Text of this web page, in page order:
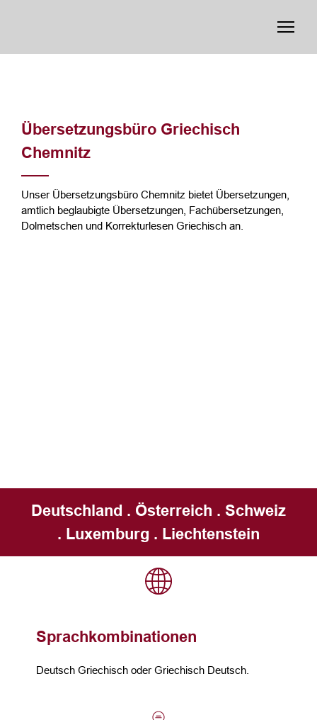
Übersetzungsbüro Griechisch
Chemnitz
Unser Übersetzungsbüro Chemnitz bietet Übersetzungen,
amtlich beglaubigte Übersetzungen, Fachübersetzungen,
Dolmetschen und Korrekturlesen Griechisch an.
Deutschland . Österreich . Schweiz
. Luxemburg . Liechtenstein
Sprachkombinationen
Deutsch Griechisch oder Griechisch Deutsch.